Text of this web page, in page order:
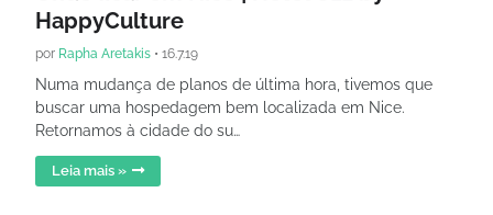
HappyCulture
por Rapha Aretakis • 16.7.19
Numa mudança de planos de última hora, tivemos que
buscar uma hospedagem bem localizada em Nice.
Retornamos à cidade do su…
Leia mais »